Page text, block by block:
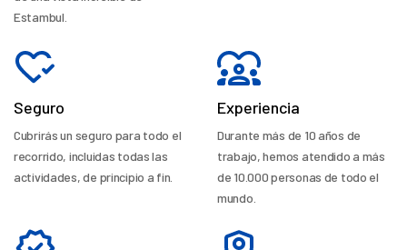
Estambul.
Seguro
Cubrirás un seguro para todo el
recorrido, incluidas todas las
actividades, de principio a fin.
Experiencia
Durante más de 10 años de
trabajo, hemos atendido a más
de 10.000 personas de todo el
mundo.